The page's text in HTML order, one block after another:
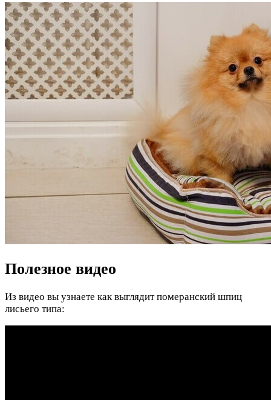
Полезное видео
Из видео вы узнаете как выглядит померанский шпиц
лисьего типа: